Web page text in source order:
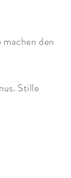
den
Stille